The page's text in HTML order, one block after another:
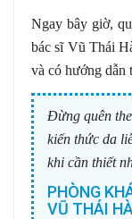
Ngay bây giờ,
bác sĩ Vũ Thái
và có hướng dẫn
Đừng quên
kiến thức da
khi cần thiết
PHÒNG
VŨ THÁI HÀ